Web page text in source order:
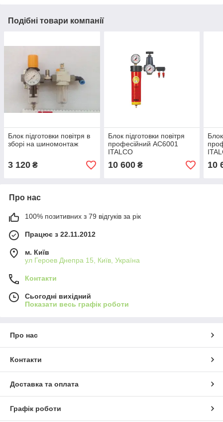
Подібні товари компанії
Блок підготовки повітря в
зборі на шиномонтаж
3 120 ₴
Блок підготовки повітря
професійний AC6001
ITALCO
10 600₴ 10
Про нас
100% позитивних з 79 відгуків за рік
Працює з 22.11.2012
м. Київ
ул Героев Днепра 15, Київ, Україна
Контакти
Сьогодні вихідний
Показати весь графік роботи
Про нас
Контакти
Доставка та оплата
Графік роботи